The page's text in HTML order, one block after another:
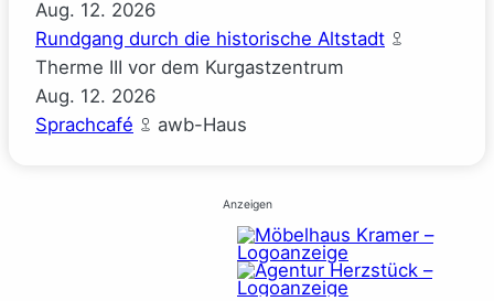
Aug. 12. 2026
Rundgang durch die historische Altstadt
Therme III vor dem Kurgastzentrum
Aug. 12. 2026
Sprachcafé
awb-Haus
Anzeigen